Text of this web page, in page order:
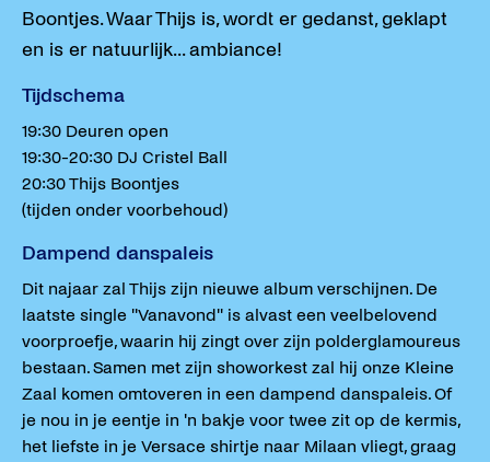
Boontjes. Waar Thijs is, wordt er gedanst, geklapt
en is er natuurlijk... ambiance!
Tijdschema
19:30 Deuren open
19:30-20:30 DJ Cristel Ball
20:30 Thijs Boontjes
(tijden onder voorbehoud)
Dampend danspaleis
Dit najaar zal Thijs zijn nieuwe album verschijnen. De
laatste single ''Vanavond'' is alvast een veelbelovend
voorproefje, waarin hij zingt over zijn polderglamoureus
bestaan. Samen met zijn showorkest zal hij onze Kleine
Zaal komen omtoveren in een dampend danspaleis. Of
je nou in je eentje in 'n bakje voor twee zit op de kermis,
het liefste in je Versace shirtje naar Milaan vliegt, graag